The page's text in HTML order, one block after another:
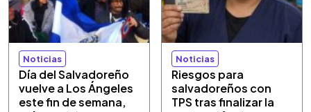
Noticias
Día del Salvadoreño
vuelve a Los Ángeles
este fin de semana,
Noticias
Riesgos para
salvadoreños con
TPS tras finalizar la